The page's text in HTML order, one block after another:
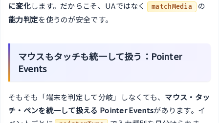
に変化します。だからこそ、UAではなく matchMedia
の
能力判定を使うのが安全です。
マウスもタッチも統一して扱う：Pointer
Events
そもそも「端末を判定して分岐」しなくても、 マウス・タッ
チ・ペンを統一して扱える Pointer Eventsがあります。イ